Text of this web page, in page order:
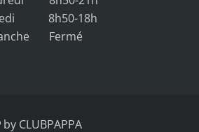
8h50-18h
Fermé
by CLUBPAPPA